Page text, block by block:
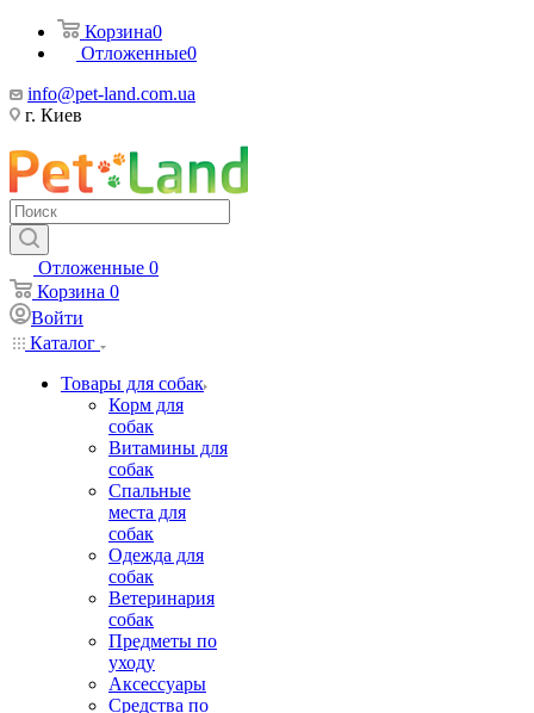
Корзина0
Отложенные0
info@pet-land.com.ua
г. Киев
Отложенные 0
Корзина 0
Войти
Каталог
Товары для собак
Корм для
собак
Витамины для
собак
Спальные
места для
собак
Одежда для
собак
Ветеринария
собак
Предметы по
уходу
Аксессуары
Средства по